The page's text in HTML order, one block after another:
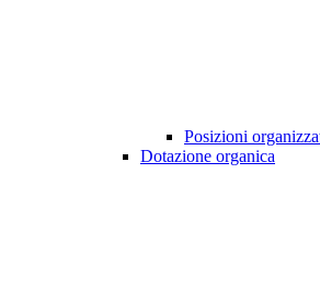
Posizioni
Dotazione organica